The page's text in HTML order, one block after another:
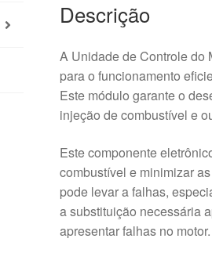
Descrição
A Unidade de Controle do
para o funcionamento
Este módulo garante o
injeção de combustível e
Este componente
combustível e minimizar
pode levar a falhas,
a substituição necessária
apresentar falhas no motor.